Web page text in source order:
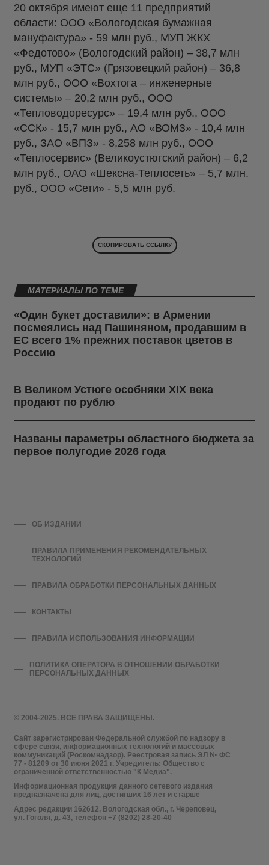
20 октября имеют еще 11 предприятий
области: ООО «Вологодская бумажная
мануфактура» - 59 млн руб., МУП ЖКХ
«Федотово» (Вологодский район) – 38,7 млн
руб., МУП «ЭТС» (Грязовецкий район) – 36,8
млн руб., ООО «Вохтога – инженерные
системы» – 20,2 млн руб., ООО
«Тепловодоресурс» – 19,4 млн руб., ООО
«ССК» - 15,7 млн руб., АО «ВОМЗ» - 10,4 млн
руб., ЗАО «ВПЗ» - 8,258 млн руб., ООО
«Теплосервис» (Великоустюгский район) – 6,2
млн руб., ОАО «Шексна-Теплосеть» – 5,7 млн.
руб., ООО «Сети» - 5,5 млн руб.
СКОПИРОВАТЬ ССЫЛКУ
МАТЕРИАЛЫ ПО ТЕМЕ
«Один букет доставили»: в Армении
посмеялись над Пашиняном, продавшим в
ЕС всего 1% прежних поставок цветов в
Россию
В Великом Устюге особняки XIX века
продают по рублю
Названы параметры областного бюджета за
первое полугодие 2026 года
© 2004-2025. ВСЕ ПРАВА ЗАЩИЩЕНЫ.
Сайт зарегистрирован Федеральной службой по надзору в
сфере связи, информационных технологий и массовых
коммуникаций (Роскомнадзор). Реестровая запись ЭЛ № ФС
77 - 81209 от 30 июня 2021 г. Учредитель: Общество с
ограниченной ответственностью "К Медиа".
Информационная продукция данного сетевого издания
предназначена для лиц, достигших 16 лет и старше
Адрес редакции 162612, Вологодская обл., г. Череповец,
ул. Гоголя, д. 43, телефон +7 (8202) 28-20-40
ОБ ИЗДАНИИ
ПРАВИЛА ПРИМЕНЕНИЯ РЕКОМЕНДАТЕЛЬНЫХ
ТЕХНОЛОГИЙ
ПРАВИЛА ОБРАБОТКИ ПЕРСОНАЛЬНЫХ ДАННЫХ
КОНТАКТЫ
ПРАВИЛА ИСПОЛЬЗОВАНИЯ ИНФОРМАЦИИ
ПОЛИТИКА ОПЕРАТОРА В ОТНОШЕНИИ ОБРАБОТКИ
ПЕРСОНАЛЬНЫХ ДАННЫХ